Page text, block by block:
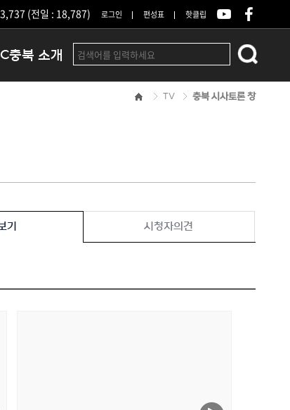
(전일 : 18,787) 로그인 편성표 핫클립
충북 소개
TV 충북 시사토론 창
기 시청자의견